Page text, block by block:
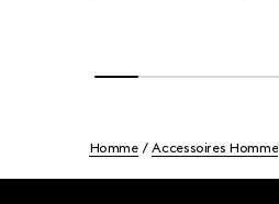
Homme Accessoires Homme